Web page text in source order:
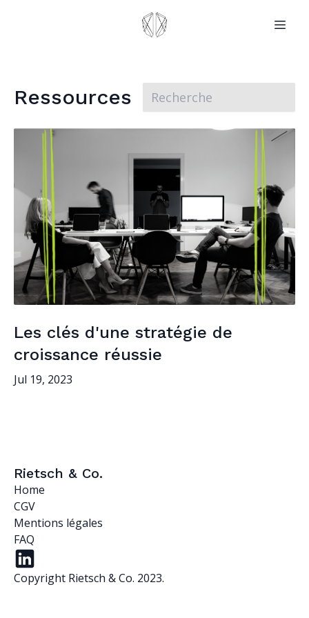
Ressources
Les clés d'une stratégie de
croissance réussie
Jul 19, 2023
Rietsch & Co.
Home
CGV
Mentions légales
FAQ
Copyright Rietsch & Co. 2023.